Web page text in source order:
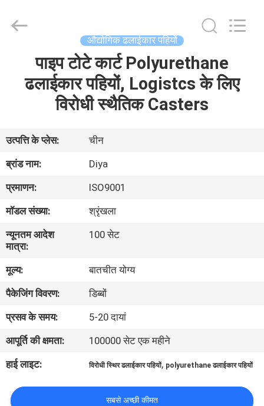
हमारे
बारे
में
कारखाना
भ्रमण
गुणवत्ता
नियंत्रण
संपर्क
करें
समाचार
औद्योगिक ढलाईकार पहियों
पाइप टोटे कार्ट Polyurethane
ढलाईकार पहियों, Logistcs के लिए
विरोधी स्थैतिक Casters
उत्पत्ति के प्लेस:
चीन
ब्रांड नाम:
Diya
प्रमाणन:
ISO9001
मॉडल संख्या:
श्रृंखला
न्यूनतम आदेश
मात्रा:
100 सेट
मूल्य:
बातचीत योग्य
पैकेजिंग विवरण:
डिब्बों
प्रसव के समय:
5-20 दायां
आपूर्ति की क्षमता:
100000 सेट एक महीने
हाई लाइट:
विरोधी स्थिर ढलाईकार पहियों, polyurethane ढलाईकार पहियों
सबसे अच्छी कीमत